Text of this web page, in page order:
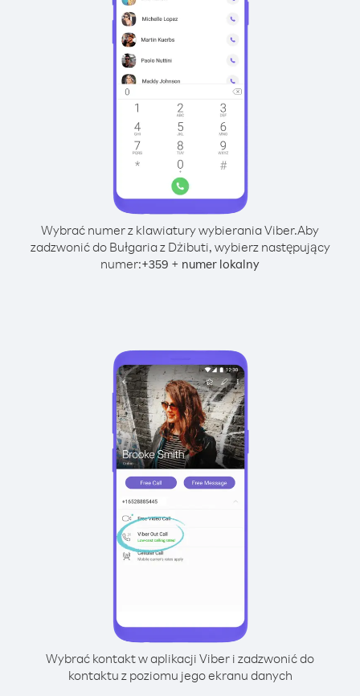
Wybrać numer z klawiatury wybierania Viber.Aby
zadzwonić do Bułgaria z Dżibuti, wybierz następujący
numer:+359 + numer lokalny
Wybrać kontakt w aplikacji Viber i zadzwonić do
kontaktu z poziomu jego ekranu danych